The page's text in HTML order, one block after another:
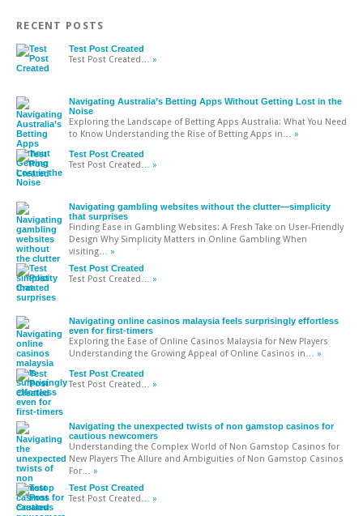
RECENT POSTS
Test Post Created
Test Post Created … »
Navigating Australia’s Betting Apps Without Getting Lost in the
Noise
Exploring the Landscape of Betting Apps Australia: What You Need
to Know Understanding the Rise of Betting Apps in … »
Test Post Created
Test Post Created … »
Navigating gambling websites without the clutter—simplicity
that surprises
Finding Ease in Gambling Websites: A Fresh Take on User-Friendly
Design Why Simplicity Matters in Online Gambling When
visiting … »
Test Post Created
Test Post Created … »
Navigating online casinos malaysia feels surprisingly effortless
even for first-timers
Exploring the Ease of Online Casinos Malaysia for New Players
Understanding the Growing Appeal of Online Casinos in … »
Test Post Created
Test Post Created … »
Navigating the unexpected twists of non gamstop casinos for
cautious newcomers
Understanding the Complex World of Non Gamstop Casinos for
New Players The Allure and Ambiguities of Non Gamstop Casinos
For … »
Test Post Created
Test Post Created … »